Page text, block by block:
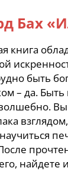
Бах
книга
быть
– да. Быть
найдете